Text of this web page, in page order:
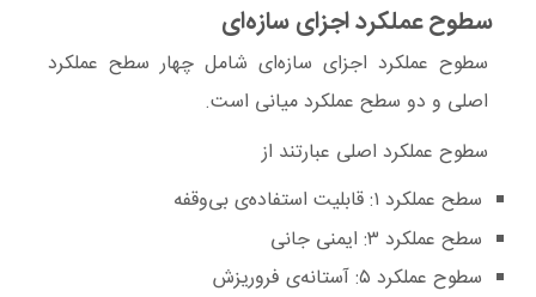
سطوح عملکرد اجزای سازه‌ای
سطوح عملکرد اجزای سازه‌ای شامل چهار سطح عملکرد
اصلی و دو سطح عملکرد میانی است.
سطوح عملکرد اصلی عبارتند از‌
‌سطح عملکرد ۱ : قابلیت استفاد‌ه‌ی بی‌‌وقفه‌
‌سطح عملکرد ۳ : ایمنی جانی‌
‌سطوحعملکرد ۵ : آستانه‌ی فروریزش‌